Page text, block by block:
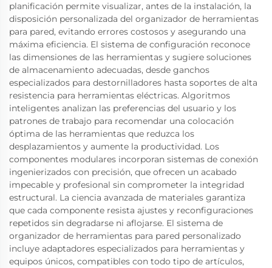
planificación permite visualizar, antes de la instalación, la
disposición personalizada del organizador de herramientas
para pared, evitando errores costosos y asegurando una
máxima eficiencia. El sistema de configuración reconoce
las dimensiones de las herramientas y sugiere soluciones
de almacenamiento adecuadas, desde ganchos
especializados para destornilladores hasta soportes de alta
resistencia para herramientas eléctricas. Algoritmos
inteligentes analizan las preferencias del usuario y los
patrones de trabajo para recomendar una colocación
óptima de las herramientas que reduzca los
desplazamientos y aumente la productividad. Los
componentes modulares incorporan sistemas de conexión
ingenierizados con precisión, que ofrecen un acabado
impecable y profesional sin comprometer la integridad
estructural. La ciencia avanzada de materiales garantiza
que cada componente resista ajustes y reconfiguraciones
repetidos sin degradarse ni aflojarse. El sistema de
organizador de herramientas para pared personalizado
incluye adaptadores especializados para herramientas y
equipos únicos, compatibles con todo tipo de artículos,